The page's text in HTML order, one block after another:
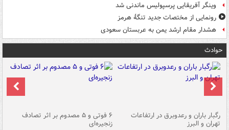
وینگر آفریقایی پرسپولیس ماندنی شد
رونمایی از مختصات جدید تنگۀ هرمز
هشدار مقام ارشد یمن به عربستان سعودی
حوادث
رگبار باران و رعدوبرق در ارتفاعات
تهران و البرز
۶ فوتی و ۵ مصدوم بر اثر تصادف
زنجیره‌ای